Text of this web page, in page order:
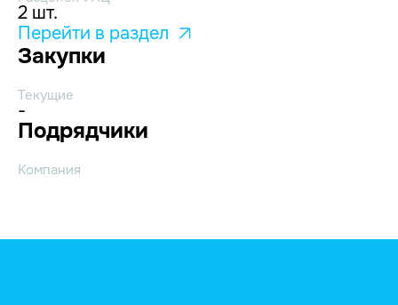
2 шт.
Перейти в раздел
Закупки
Текущие
-
Подрядчики
Компания